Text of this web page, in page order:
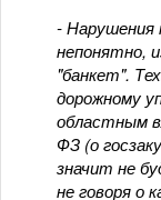
-
непонятно,
"банкет".
дорожному
областным
ФЗ (о
значит не
не говоря о